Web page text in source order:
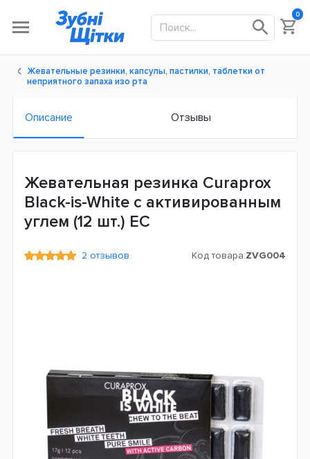
0
Жевательные резинки, капсулы, пастилки, таблетки от
неприятного запаха изо рта
Описание Отзывы
Жевательная резинка Curaprox
Black-is-White с активированным
углем (12 шт.) ЕС
2 отзывов Код товара:ZVG004